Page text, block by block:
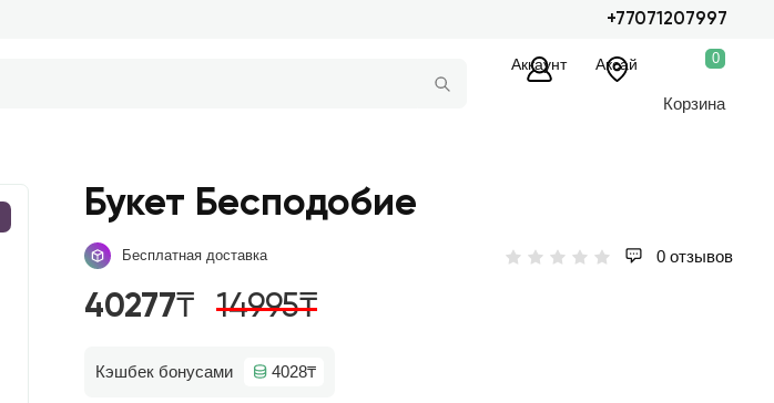
+77071207997
Аккаунт Аксай 0
Корзина
Букет Бесподобие
Бесплатная доставка 0 отзывов
40277₸ 14995₸
Кэшбек бонусами 4028₸